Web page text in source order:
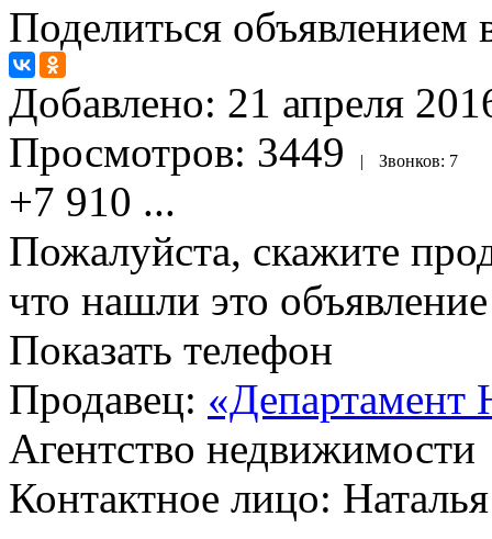
Поделиться объявлением
Добавлено: 21 апреля
Просмотров: 3449 | Звонков: 7
+7 910 ...
Пожалуйста, скажите
что нашли это
Показать телефон
Продавец: «Департамент
Агентство недвижимости
Контактное лицо: Наталья